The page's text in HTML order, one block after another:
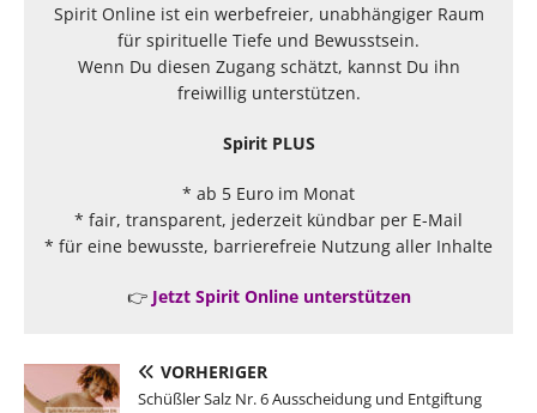
Spirit Online ist ein werbefreier, unabhängiger Raum
für spirituelle Tiefe und Bewusstsein.
Wenn Du diesen Zugang schätzt, kannst Du ihn
freiwillig unterstützen.
Spirit PLUS
* ab 5 Euro im Monat
* fair, transparent, jederzeit kündbar per E-Mail
* für eine bewusste, barrierefreie Nutzung aller Inhalte
👉 Jetzt Spirit Online unterstützen
VORHERIGER
Schüßler Salz Nr. 6 Ausscheidung und Entgiftung